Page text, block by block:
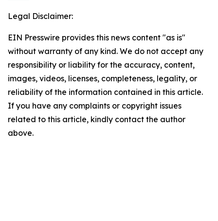
Legal Disclaimer:
EIN Presswire provides this news content "as is"
without warranty of any kind. We do not accept any
responsibility or liability for the accuracy, content,
images, videos, licenses, completeness, legality, or
reliability of the information contained in this article.
If you have any complaints or copyright issues
related to this article, kindly contact the author
above.